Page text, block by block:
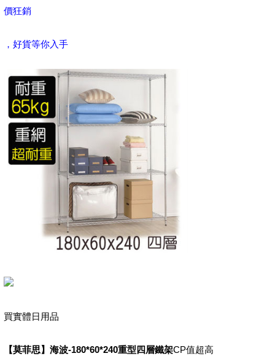
價狂銷
，好貨等你入手
買實體日用品
【莫菲思】海波-180*60*240重型四層鐵架CP值超高